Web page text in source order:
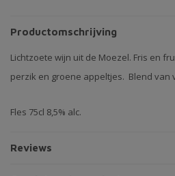
Productomschrijving
Lichtzoete wijn uit de Moezel. Fris en
perzik en groene appeltjes. Blend van
Fles 75cl 8,5% alc.
Reviews